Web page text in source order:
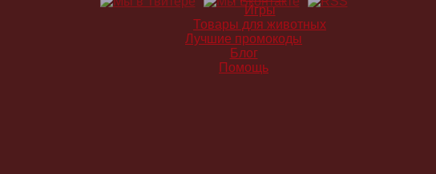
Игры
Товары для животных
Лучшие промокоды
Блог
Помощь